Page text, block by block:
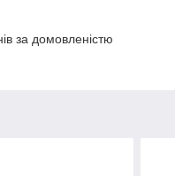
за домовленістю